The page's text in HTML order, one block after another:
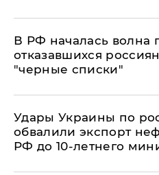
​В РФ началась волна
отказавшихся
"черные списки"
Удары Украины по
обвалили экспорт
РФ до 10-летнего